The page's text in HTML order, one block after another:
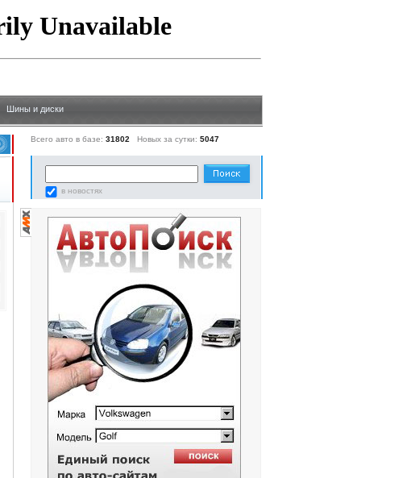
Шины и диски
Всего авто в базе: 31802 Новых за сутки: 5047
в новостях